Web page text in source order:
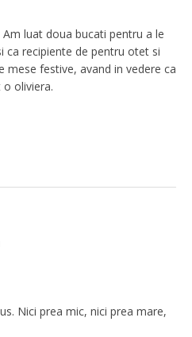
luat doua bucati pentru a le
ca recipiente de pentru otet si
mese festive, avand in vedere ca
oliviera.
Nici prea mic, nici prea mare,